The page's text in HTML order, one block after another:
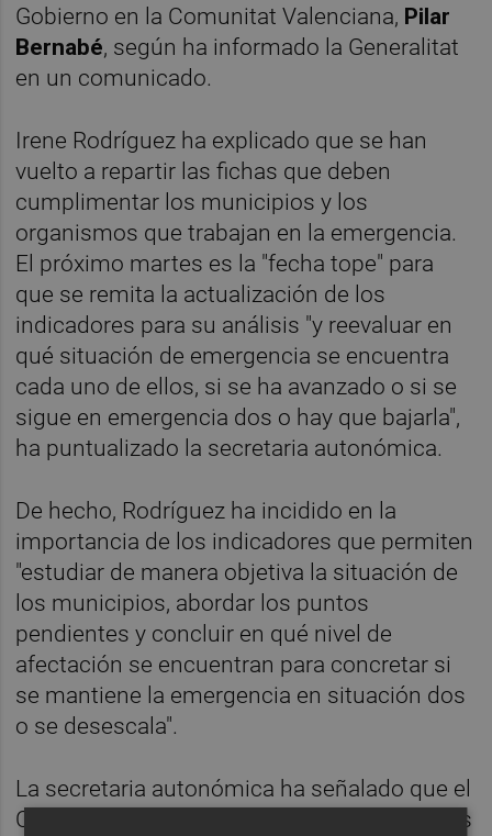
Gobierno en la Comunitat Valenciana, Pilar
Bernabé, según ha informado la Generalitat
en un comunicado.
Irene Rodríguez ha explicado que se han
vuelto a repartir las fichas que deben
cumplimentar los municipios y los
organismos que trabajan en la emergencia.
El próximo martes es la "fecha tope" para
que se remita la actualización de los
indicadores para su análisis "y reevaluar en
qué situación de emergencia se encuentra
cada uno de ellos, si se ha avanzado o si se
sigue en emergencia dos o hay que bajarla",
ha puntualizado la secretaria autonómica.
De hecho, Rodríguez ha incidido en la
importancia de los indicadores que permiten
"estudiar de manera objetiva la situación de
los municipios, abordar los puntos
pendientes y concluir en qué nivel de
afectación se encuentran para concretar si
se mantiene la emergencia en situación dos
o se desescala".
La secretaria autonómica ha señalado que el
Cecopi también ha hecho una revisión de las